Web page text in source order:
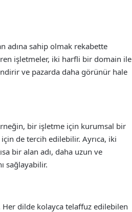
adına sahip olmak rekabette
işletmeler, iki harfli bir domain ile
ve pazarda daha görünür hale
bir işletme için kurumsal bir
de tercih edilebilir. Ayrıca, iki
bir alan adı, daha uzun ve
sağlayabilir.
dilde kolayca telaffuz edilebilen